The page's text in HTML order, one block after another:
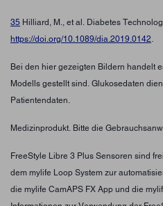
35 Hilliard, M., et al. Diabetes
https://doi.org/10.1089/dia.2019.0142.
Bei den hier gezeigten Bildern handelt
Modells gestellt sind. Glukosedaten
Patientendaten.
Medizinprodukt. Bitte die
FreeStyle Libre 3 Plus Sensoren sind
dem mylife Loop System zur
die mylife CamAPS FX App und die